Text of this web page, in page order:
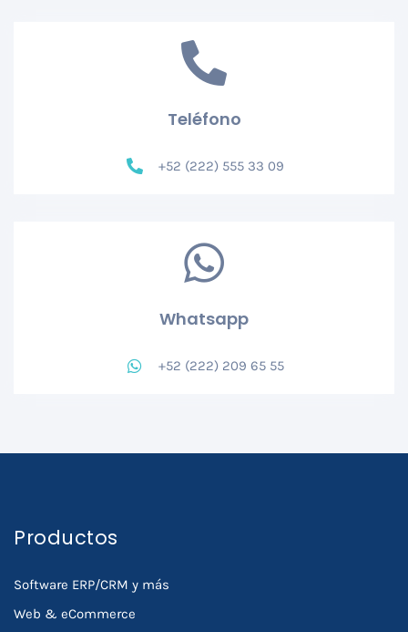
Teléfono
+52 (222) 555 33 09
Whatsapp
+52 (222) 209 65 55
Productos
Software ERP/CRM y más
Web & eCommerce